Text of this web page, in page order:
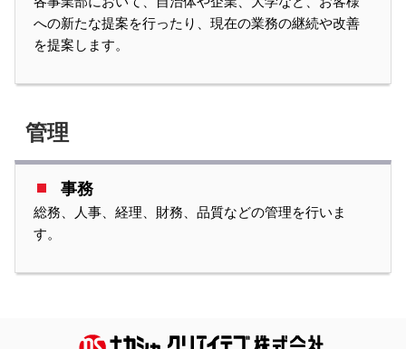
への新たな提案を行ったり、現在の業務の継続や改善
を提案します。
管理
事務
総務、人事、経理、財務、品質などの管理を行いま
す。